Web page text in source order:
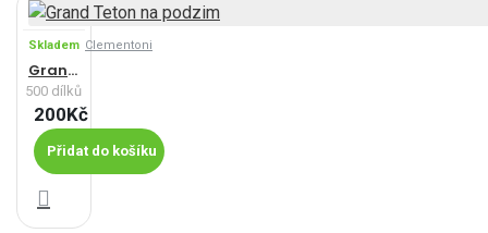
Skladem Clementoni
Grand Teton na podzim
500 dílků
200Kč
Přidat do košíku